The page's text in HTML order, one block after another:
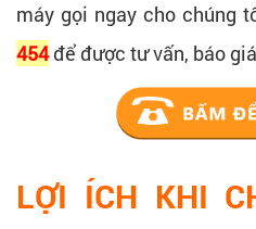
máy gọi ngay cho chúng
454để được tư vấn, báo
LỢI ÍCH KHI